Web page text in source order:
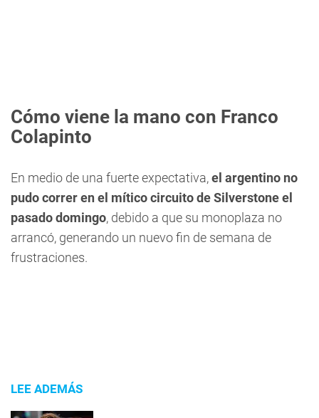
Cómo viene la mano con Franco
Colapinto
En medio de una fuerte expectativa,el argentino no
pudo correr en el mítico circuito de Silverstone el
pasado domingo, debido a que su monoplaza no
arrancó, generando un nuevo fin de semana de
frustraciones.
LEE ADEMÁS